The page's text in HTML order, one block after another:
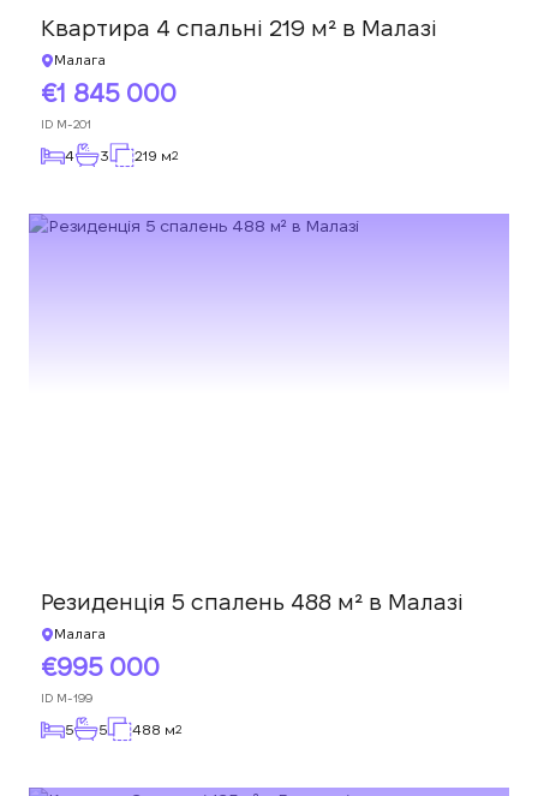
Квартира 4 спальні 219 м² в Малазі
Малага
1 845 000
ID M-201
4 3 219 м2
Резиденція 5 спалень 488 м² в Малазі
Малага
995 000
ID M-199
5 5 488 м2